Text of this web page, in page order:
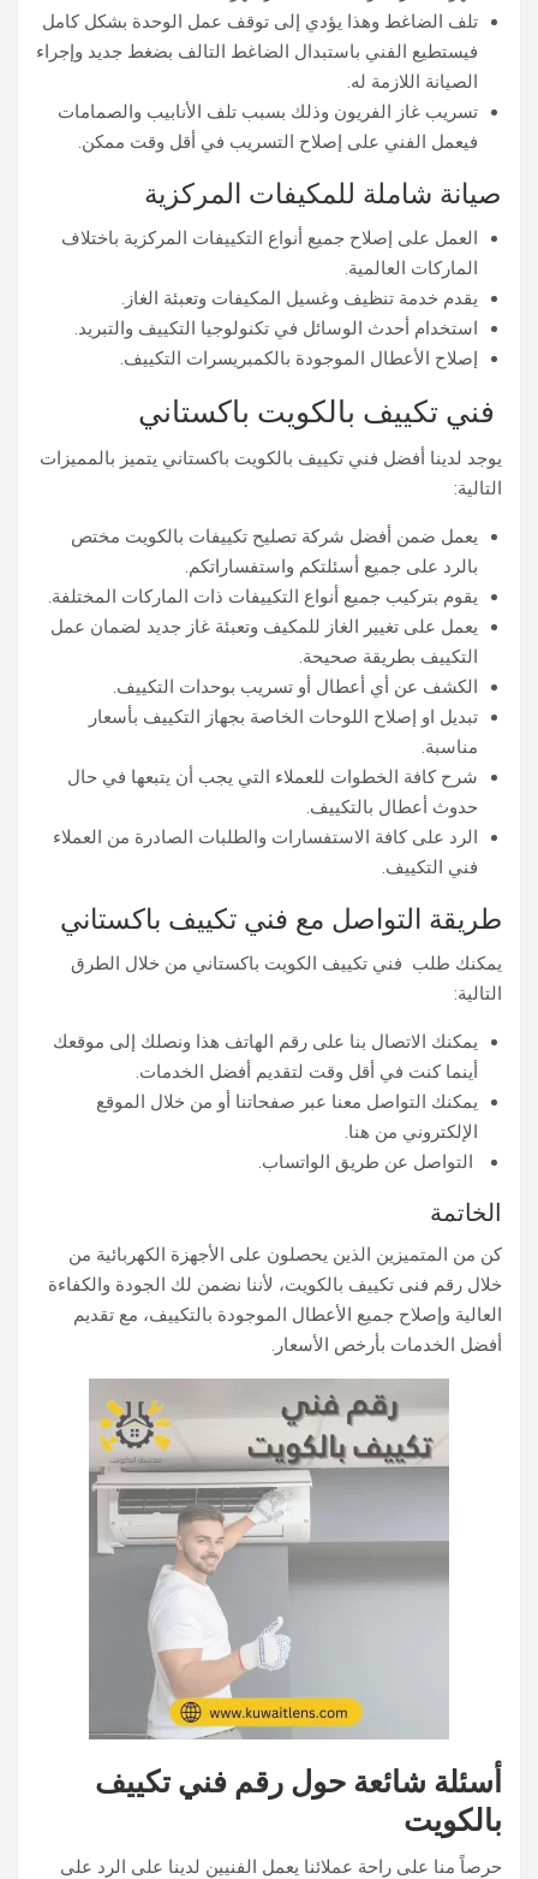
تلف الضاغط وهذا يؤدي إلى توقف عمل الوحدة بشكل كامل
فيستطيع الفني باستبدال الضاغط التالف بضغط جديد وإجراء
الصيانة اللازمة له.
تسريب غاز الفريون وذلك بسبب تلف الأنابيب والصمامات
فيعمل الفني على إصلاح التسريب في أقل وقت ممكن.
صيانة شاملة للمكيفات المركزية
العمل على إصلاح جميع أنواع التكييفات المركزية باختلاف
الماركات العالمية.
يقدم خدمة تنظيف وغسيل المكيفات وتعبئة الغاز.
استخدام أحدث الوسائل في تكنولوجيا التكييف والتبريد.
إصلاح الأعطال الموجودة بالكمبريسرات التكييف.
فني تكييف بالكويت باكستاني
يوجد لدينا أفضل فني تكييف بالكويت باكستاني يتميز بالمميزات
التالية:
يعمل ضمن أفضل شركة تصليح تكييفات بالكويت مختص
بالرد على جميع أسئلتكم واستفساراتكم.
يقوم بتركيب جميع أنواع التكييفات ذات الماركات المختلفة.
يعمل على تغيير الغاز للمكيف وتعبئة غاز جديد لضمان عمل
التكييف بطريقة صحيحة.
الكشف عن أي أعطال أو تسريب بوحدات التكييف.
تبديل او إصلاح اللوحات الخاصة بجهاز التكييف بأسعار
مناسبة.
شرح كافة الخطوات للعملاء التي يجب أن يتبعها في حال
حدوث أعطال بالتكييف.
الرد على كافة الاستفسارات والطلبات الصادرة من العملاء
فني التكييف.
طريقة التواصل مع فني تكييف باكستاني
يمكنك طلب فني تكييف الكويت باكستاني من خلال الطرق
التالية:
يمكنك الاتصال بنا على رقم الهاتف هذا ونصلك إلى موقعك
أينما كنت في أقل وقت لتقديم أفضل الخدمات.
يمكنك التواصل معنا عبر صفحاتنا أو من خلال الموقع
الإلكتروني من هنا.
التواصل عن طريق الواتساب.
الخاتمة
كن من المتميزين الذين يحصلون على الأجهزة الكهربائية من
خلال رقم فنى تكييف بالكويت، لأننا نضمن لك الجودة والكفاءة
العالية وإصلاح جميع الأعطال الموجودة بالتكييف، مع تقديم
أفضل الخدمات بأرخص الأسعار.
أسئلة شائعة حول رقم فني تكييف
بالكويت
حرصاً منا على راحة عملائنا يعمل الفنيين لدينا على الرد على